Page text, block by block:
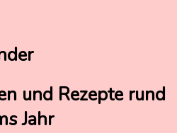
und Rezepte rund
Jahr